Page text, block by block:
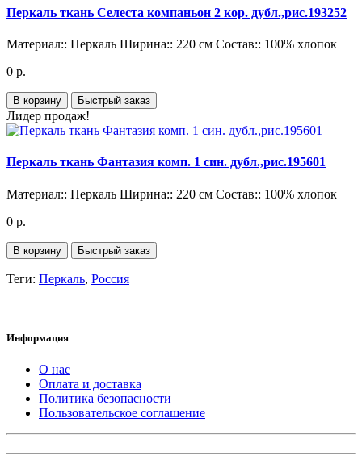
Перкаль ткань Селеста компаньон 2 кор. дубл.,рис.193252
Материал:: Перкаль Ширина:: 220 см Состав:: 100% хлопок
0 р.
В корзину Быстрый заказ
Лидер продаж!
Перкаль ткань Фантазия комп. 1 син. дубл.,рис.195601
Материал:: Перкаль Ширина:: 220 см Состав:: 100% хлопок
0 р.
В корзину Быстрый заказ
Теги: Перкаль, Россия
Информация
О нас
Оплата и доставка
Политика безопасности
Пользовательское соглашение